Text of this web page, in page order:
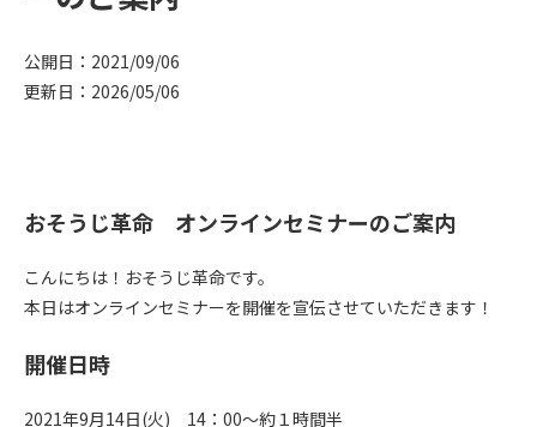
公開日：2021/09/06
更新日：2026/05/06
おそうじ革命 オンラインセミナーのご案内
こんにちは！おそうじ革命です。
本日はオンラインセミナーを開催を宣伝させていただきます！
開催日時
2021年9月14日(火) 14：00～約１時間半